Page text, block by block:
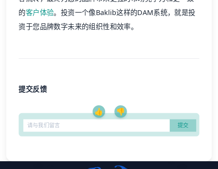
的客户体验。投资一个像Baklib这样的DAM系统，就是投
资于您品牌数字未来的组织性和效率。
提交反馈
👍 👎